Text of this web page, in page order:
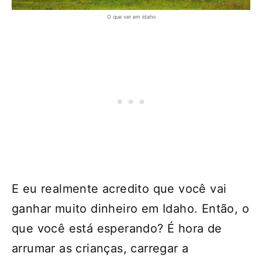
O que ver em Idaho
E eu realmente acredito que você vai
ganhar muito dinheiro em Idaho. Então, o
que você está esperando? É hora de
arrumar as crianças, carregar a